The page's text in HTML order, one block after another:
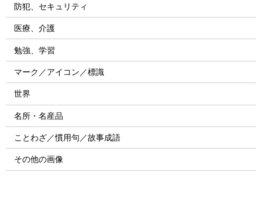
防犯、セキュリティ
医療、介護
勉強、学習
マーク／アイコン／標識
世界
名所・名産品
ことわざ／慣用句／故事成語
その他の画像